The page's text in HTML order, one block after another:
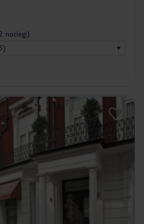
noclegi)